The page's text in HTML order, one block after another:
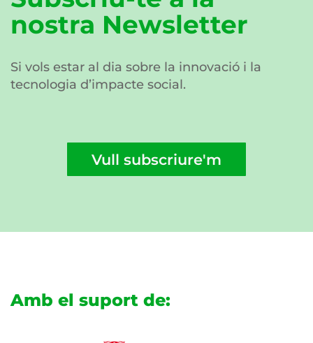
nostra Newsletter
Si vols estar al dia sobre la innovació i la
tecnologia d’impacte social.
Vull subscriure'm
Amb el suport de: